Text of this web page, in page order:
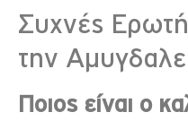
Συχνές
την
Ποιος είναι ο